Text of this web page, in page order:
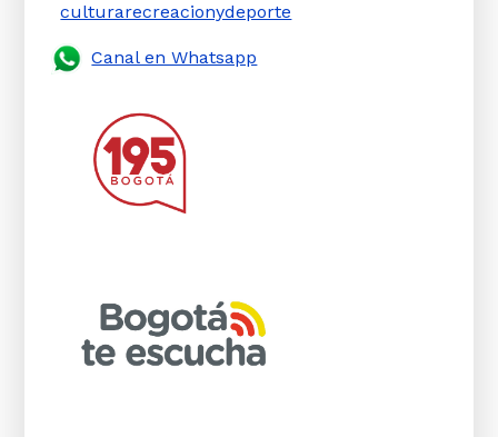
culturarecreacionydeporte
Canal en Whatsapp